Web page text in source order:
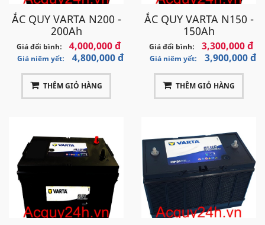
ẮC QUY VARTA N200 -
200Ah
Giá đổi bình: 4,000,000 đ
Giá niêm yết: 4,800,000 đ
THÊM GIỎ HÀNG
ẮC QUY VARTA N150 -
150Ah
Giá đổi bình: 3,300,000 đ
Giá niêm yết: 3,900,000 đ
THÊM GIỎ HÀNG